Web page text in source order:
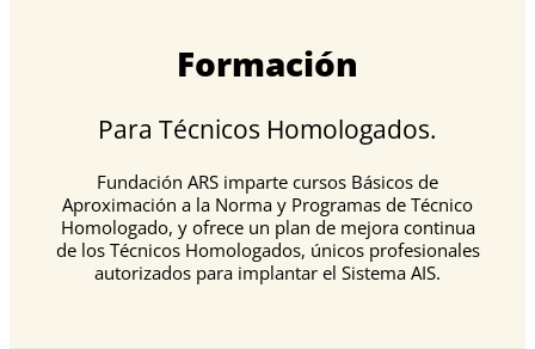
Formación
Para Técnicos Homologados.
Fundación ARS imparte cursos Básicos de
Aproximación a la Norma y Programas de Técnico
Homologado, y ofrece un plan de mejora continua
de los Técnicos Homologados, únicos profesionales
autorizados para implantar el Sistema AIS.